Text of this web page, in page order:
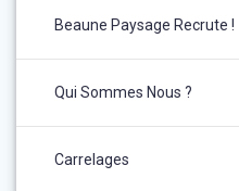
Beaune Paysage Recrute !
Qui Sommes Nous ?
Carrelages